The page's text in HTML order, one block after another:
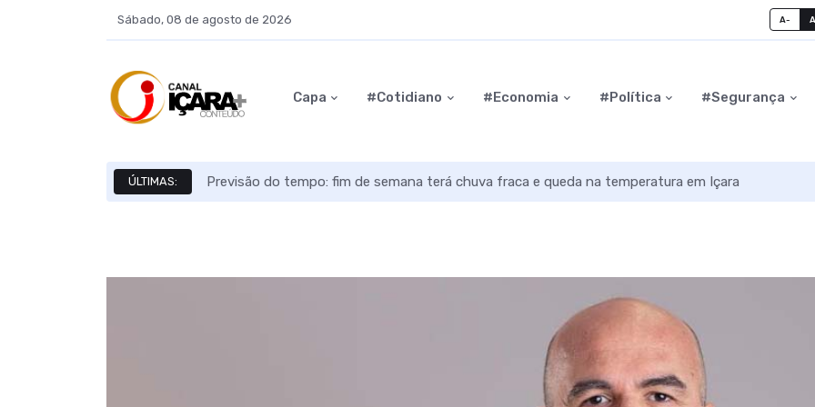
Sábado, 08 de agosto de 2026 A- A
Capa #Cotidiano #Economia #Política #Segurança
ÚLTIMAS: Previsão do tempo: fim de semana terá chuva fraca e queda na temperatura em Içara